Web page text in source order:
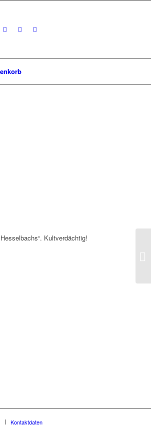
Kultverdächtig!
Kontaktdaten